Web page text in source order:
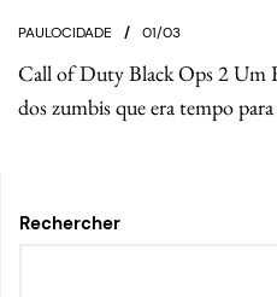
PAULOCIDADE 01/03
Call of Duty Black Ops 2 Um
dos zumbis que era tempo
Rechercher